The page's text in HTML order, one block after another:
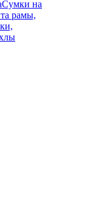
Сумки на
рамы,